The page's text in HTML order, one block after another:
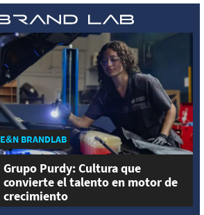
E&N BRANDLAB
Grupo Purdy: Cultura que
convierte el talento en motor de
crecimiento